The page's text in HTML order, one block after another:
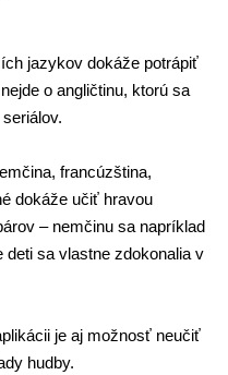
jazykov dokáže potrápiť
o angličtinu, ktorú sa
francúzština,
dokáže učiť hravou
– nemčinu sa napríklad
deti sa vlastne zdokonalia v
je aj možnosť neučiť
hudby.